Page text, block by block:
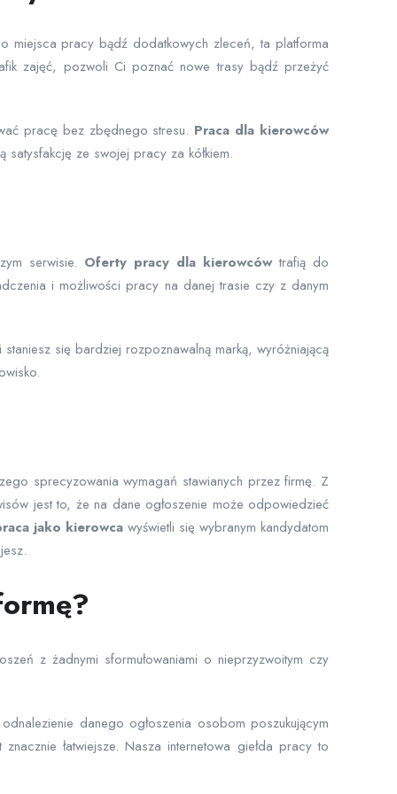
miejsca pracy bądź dodatkowych zleceń, ta platforma
zajęć, pozwoli Ci poznać nowe trasy bądź przeżyć
pracę bez zbędnego stresu. Praca dla kierowców
ze swojej pracy za kółkiem.
serwisie. Oferty pracy dla kierowcówtrafią do
i możliwości pracy na danej trasie czy z danym
się bardziej rozpoznawalną marką, wyróżniającą
sprecyzowania wymagań stawianych przez firmę. Z
jest to, że na dane ogłoszenie może odpowiedzieć
jako kierowca wyświetli się wybranym kandydatom
z żadnymi sformułowaniami o nieprzyzwoitym czy
danego ogłoszenia osobom poszukującym
łatwiejsze. Nasza internetowa giełda pracy to